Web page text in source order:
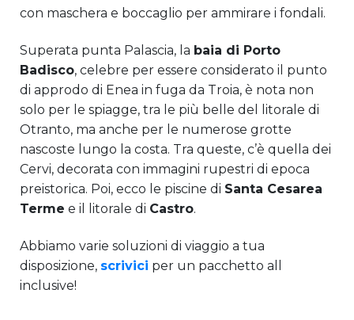
con maschera e boccaglio per ammirare i fondali.
Superata punta Palascia, la baia di Porto
Badisco, celebre per essere considerato il punto
di approdo di Enea in fuga da Troia, è nota non
solo per le spiagge, tra le più belle del litorale di
Otranto, ma anche per le numerose grotte
nascoste lungo la costa. Tra queste, c’è quella dei
Cervi, decorata con immagini rupestri di epoca
preistorica. Poi, ecco le piscine di Santa Cesarea
Terme e il litorale di Castro.
Abbiamo varie soluzioni di viaggio a tua
disposizione, scrivici per un pacchetto all
inclusive!